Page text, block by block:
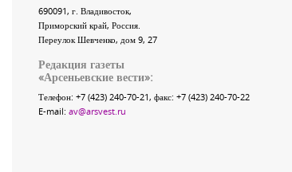
690091, г. Владивосток,
Приморский край, Россия.
Переулок Шевченко, дом 9, 27
Редакция газеты
«Арсеньевские вести»:
Телефон: +7 (423) 240-70-21, факс: +7 (423) 240-70-22
E-mail: av@arsvest.ru